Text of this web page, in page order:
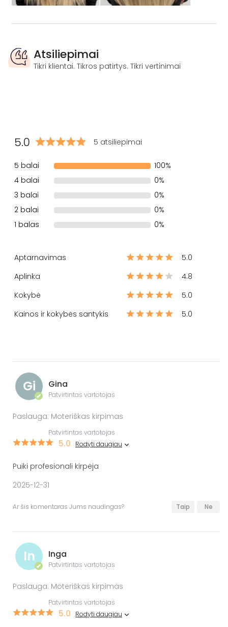
Atsiliepimai
Tikri klientai. Tikros patirtys. Tikri vertinimai
5.0 5 atsiliepimai
5 balai
100%
4 balai
0%
3 balai
0%
2 balai
0%
1 balas
0%
Aptarnavimas
5.0
Aplinka
4.8
Kokybė
5.0
Kainos ir kokybės santykis
5.0
Gi
✔
Gina
Patvirtintas vartotojas
Paslauga: Moteriškas kirpimas
Patvirtintas vartotojas
5.0 Rodyti daugiau
Puiki profesionali kirpėja
2025-12-31
Ar šis komentaras Jums naudingas? Taip Ne
In
✔
Inga
Patvirtintas vartotojas
Paslauga: Moteriškas kirpimas
Patvirtintas vartotojas
5.0 Rodyti daugiau